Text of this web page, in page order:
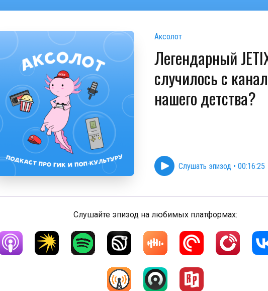
Аксолот
Легендарный
случилось с
нашего детства?
Слушать эпизод • 00:16:25
Слушайте эпизод на любимых платформах: